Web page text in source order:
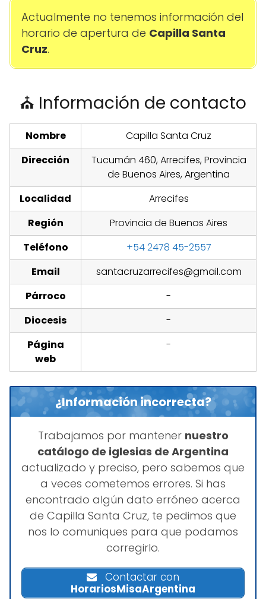
Actualmente no tenemos información del
horario de apertura de Capilla Santa
Cruz.
⛪ Información de contacto
Nombre
Capilla Santa Cruz
Dirección
Tucumán 460, Arrecifes, Provincia
de Buenos Aires, Argentina
Localidad
Arrecifes
Región
Provincia de Buenos Aires
Teléfono
+54 2478 45-2557
Email
santacruzarrecifes@gmail.com
Párroco
-
Diocesis
-
Página
web
-
¿Información incorrecta?
Trabajamos por mantener nuestro
catálogo de iglesias de Argentina
actualizado y preciso, pero sabemos que
a veces cometemos errores. Si has
encontrado algún dato erróneo acerca
de Capilla Santa Cruz, te pedimos que
nos lo comuniques para que podamos
corregirlo.
Contactar con
HorariosMisaArgentina